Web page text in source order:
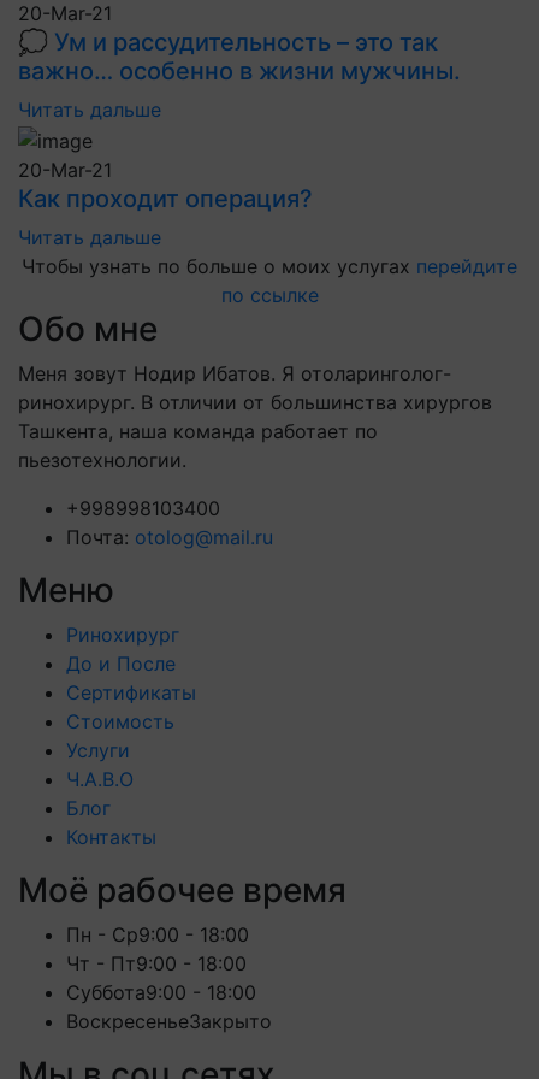
20-Mar-21
💭 Ум и рассудительность – это так
важно… особенно в жизни мужчины.
Читать дальше
20-Mar-21
Как проходит операция?
Читать дальше
Чтобы узнать по больше о моих услугах перейдите
по ссылке
Обо мне
Меня зовут Нодир Ибатов. Я отоларинголог-
ринохирург. В отличии от большинства хирургов
Ташкента, наша команда работает по
пьезотехнологии.
+998998103400
Почта: otolog@mail.ru
Меню
Ринохирург
До и После
Сертификаты
Стоимость
Услуги
Ч.А.В.О
Блог
Контакты
Моё рабочее время
Пн - Ср9:00 - 18:00
Чт - Пт9:00 - 18:00
Суббота9:00 - 18:00
ВоскресеньеЗакрыто